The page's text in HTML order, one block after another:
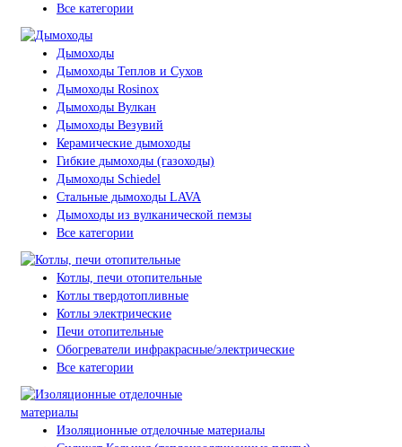
Все категории
Дымоходы
Дымоходы Теплов и Сухов
Дымоходы Rosinox
Дымоходы Вулкан
Дымоходы Везувий
Керамические дымоходы
Гибкие дымоходы (газоходы)
Дымоходы Schiedel
Стальные дымоходы LAVA
Дымоходы из вулканической пемзы
Все категории
Котлы, печи отопительные
Котлы твердотопливные
Котлы электрические
Печи отопительные
Обогреватели инфракрасные/электрические
Все категории
Изоляционные отделочные материалы